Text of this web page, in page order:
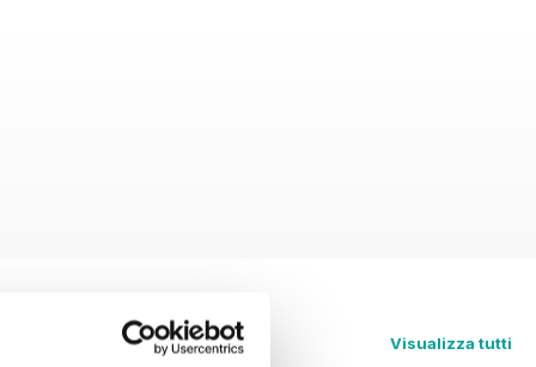
Visualizza tutti